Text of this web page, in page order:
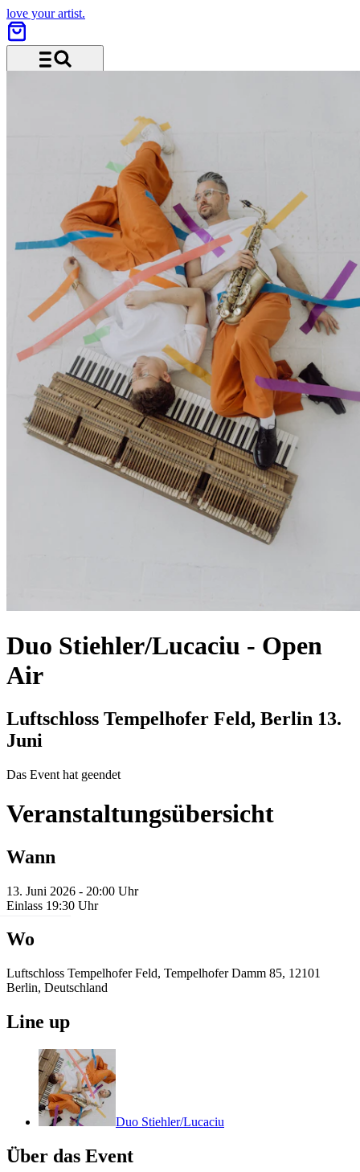
love your artist.
Duo Stiehler/Lucaciu - Open
Air
Luftschloss Tempelhofer Feld, Berlin 13.
Juni
Das Event hat geendet
Veranstaltungsübersicht
Wann
13. Juni 2026 - 20:00 Uhr
Einlass 19:30 Uhr
Wo
Luftschloss Tempelhofer Feld, Tempelhofer Damm 85, 12101
Berlin, Deutschland
Line up
Duo Stiehler/Lucaciu
Über das Event